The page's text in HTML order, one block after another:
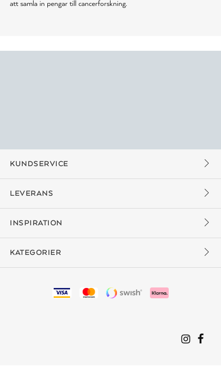
att samla in pengar till cancerforskning.
KUNDSERVICE
LEVERANS
INSPIRATION
KATEGORIER